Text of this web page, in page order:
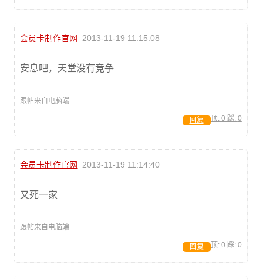
会员卡制作官网 2013-11-19 11:15:08
安息吧，天堂没有竞争
跟帖来自电脑端
顶: 0 踩: 0
回复
会员卡制作官网 2013-11-19 11:14:40
又死一家
跟帖来自电脑端
顶: 0 踩: 0
回复